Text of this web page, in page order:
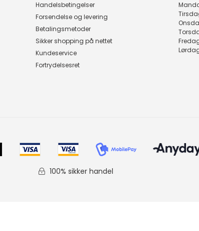
Handelsbetingelser
Forsendelse og levering
Betalingsmetoder
Sikker shopping på nettet
Kundeservice
Fortrydelsesret
100% sikker handel